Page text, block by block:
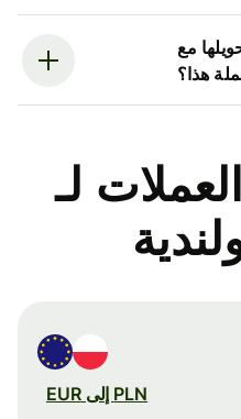
مع
هذا؟
لـ
PLN إلى EUR